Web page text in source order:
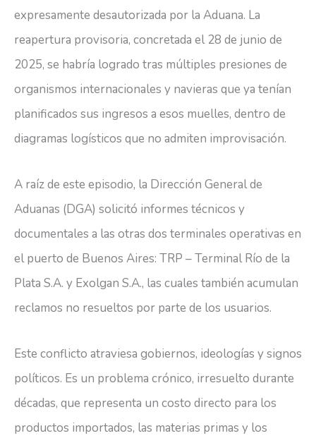
expresamente desautorizada por la Aduana. La
reapertura provisoria, concretada el 28 de junio de
2025, se habría logrado tras múltiples presiones de
organismos internacionales y navieras que ya tenían
planificados sus ingresos a esos muelles, dentro de
diagramas logísticos que no admiten improvisación.
A raíz de este episodio, la Dirección General de
Aduanas (DGA) solicitó informes técnicos y
documentales a las otras dos terminales operativas en
el puerto de Buenos Aires: TRP – Terminal Río de la
Plata S.A. y Exolgan S.A., las cuales también acumulan
reclamos no resueltos por parte de los usuarios.
Este conflicto atraviesa gobiernos, ideologías y signos
políticos. Es un problema crónico, irresuelto durante
décadas, que representa un costo directo para los
productos importados, las materias primas y los